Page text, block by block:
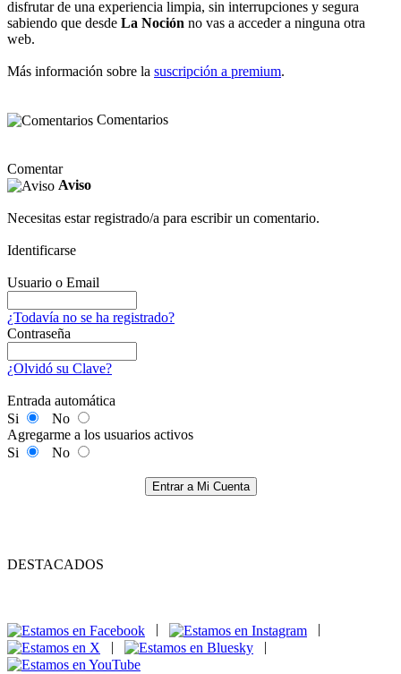
disfrutar de una experiencia limpia, sin interrupciones y segura
sabiendo que desde La Noción no vas a acceder a ninguna otra
web.
Más información sobre la suscripción a premium.
Comentarios
Comentar
Aviso
Necesitas estar registrado/a para escribir un comentario.
Identificarse
Usuario o Email
¿Todavía no se ha registrado?
Contraseña
¿Olvidó su Clave?
Entrada automática
Si
No
Agregarme a los usuarios activos
Si
No
Entrar a Mi Cuenta
DESTACADOS
|
|